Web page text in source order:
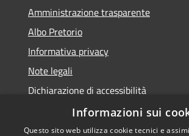
Amministrazione trasparente
Albo Pretorio
Informativa privacy
Note legali
Dichiarazione di accessibilità
Dichiarazione di accessibilità dal 2025
Informazioni sui
Questo sito web utilizza cookie tecnici e